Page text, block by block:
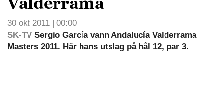
30 okt 2011 | 00:00
SK-TV Sergio García vann Andalucía Valderrama
Masters 2011. Här hans utslag på hål 12, par 3.